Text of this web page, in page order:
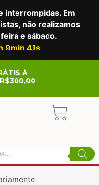
interrompidas. Em
não realizamos
e sábado.
9min 40s
À
R$300,00